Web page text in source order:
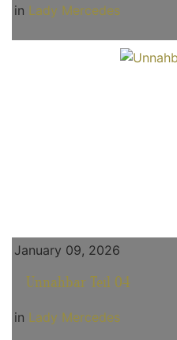
in Lady Mercedes
January 09, 2026
Unnahbar Teil 04
in Lady Mercedes